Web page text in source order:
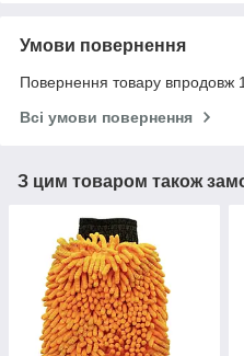
Умови повернення
Повернення товару впродовж
Всі умови повернення
З цим товаром також